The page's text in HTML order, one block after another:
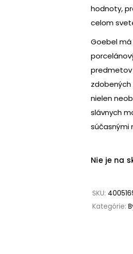
hodnoty,
celom
Goebel
predmetov
zdobených
nielen
slávnych
súčasnými
Nie je na
SKU:
Kategórie: